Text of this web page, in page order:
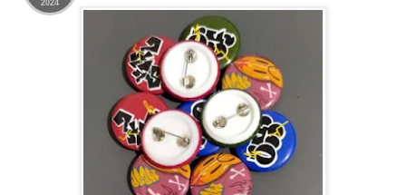
2024